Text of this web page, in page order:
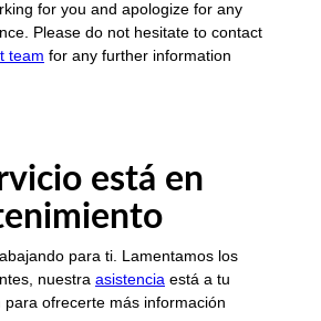
for you and apologize for any
Please do not hesitate to contact
team for any further information
está en
para ti. Lamentamos los
nuestra asistencia está a tu
para ofrecerte más información